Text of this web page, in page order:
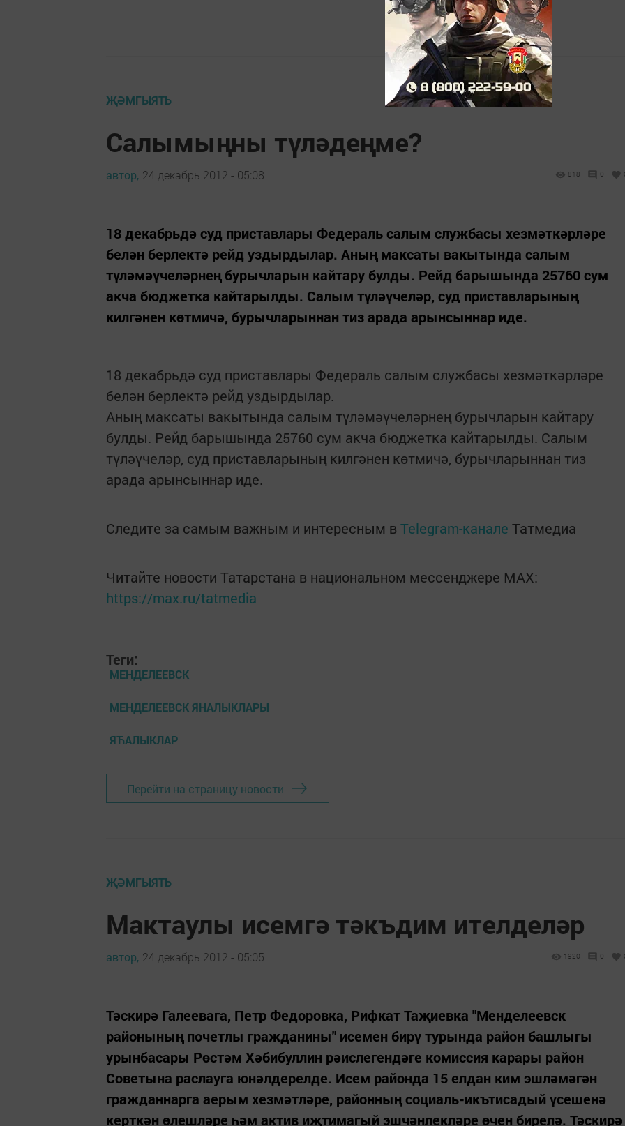
ҖӘМГЫЯТЬ
Салымыңны түләдеңме?
автор, 24 декабрь 2012 - 05:08 818 0
18 декабрьдә суд приставлары Федераль салым службасы хезмәткәрләре
белән берлектә рейд уздырдылар. Аның максаты вакытында салым
түләмәүчеләрнең бурычларын кайтару булды. Рейд барышында 25760 сум
акча бюджетка кайтарылды. Салым түләүчеләр, суд приставларының
килгәнен көтмичә, бурычларыннан тиз арада арынсыннар иде.
18 декабрьдә суд приставлары Федераль салым службасы хезмәткәрләре
белән берлектә рейд уздырдылар.
Аның максаты вакытында салым түләмәүчеләрнең бурычларын кайтару
булды. Рейд барышында 25760 сум акча бюджетка кайтарылды. Салым
түләүчеләр, суд приставларының килгәнен көтмичә, бурычларыннан тиз
арада арынсыннар иде.
Следите за самым важным и интересным в Telegram-канале Татмедиа
Читайте новости Татарстана в национальном мессенджере MАХ:
https://max.ru/tatmedia
Теги:
МЕНДЕЛЕЕВСК
МЕНДЕЛЕЕВСК ЯНАЛЫКЛАРЫ
ЯЋАЛЫКЛАР
Перейти на страницу новости
ҖӘМГЫЯТЬ
Мактаулы исемгә тәкъдим ителделәр
автор, 24 декабрь 2012 - 05:05 1920 0
Тәскирә Галеевага, Петр Федоровка, Рифкат Таҗиевка "Менделеевск
районының почетлы гражданины" исемен бирү турында район башлыгы
урынбасары Рөстәм Хәбибуллин рәислегендәге комиссия карары район
Советына раслауга юнәлдерелде. Исем районда 15 елдан ким эшләмәгән
гражданнарга аерым хезмәтләре, районның социаль-икътисадый үсешенә
керткән өлешләре һәм актив иҗтимагый эшчәнлекләре өчен бирелә. Тәскирә